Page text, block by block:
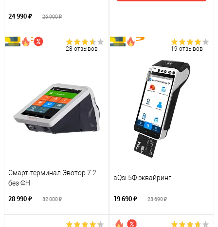
24 990 ₽ 26 900 ₽
28 отзывов
Смарт-терминал Эвотор 7.2
без ФН
28 990 ₽ 32 000 ₽
19 отзывов
aQsi 5Ф эквайринг
19 690 ₽ 23 690 ₽